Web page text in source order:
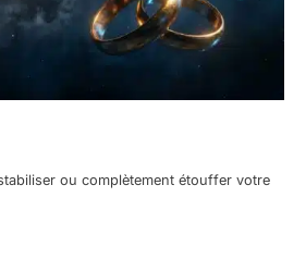
ou complètement étouffer votre